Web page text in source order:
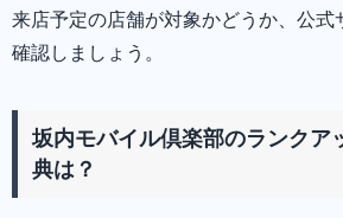
来店予定の店舗が対象かどうか、公式
確認しましょう。
坂内モバイル倶楽部のランクア
典は？